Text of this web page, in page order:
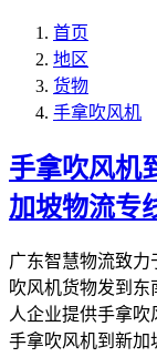
首页
地区
货物
手拿吹风机
手拿吹风机
加坡物流专
广东智慧物流致
吹风机货物发到
人企业提供手拿吹
手拿吹风机到新加